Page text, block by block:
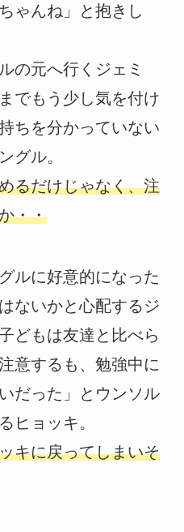
ゃんね」と抱きし
の元へ行くジェミ
でもう少し気を付け
ちを分かっていない
グル。
るだけじゃなく、注
・・
ルに好意的になった
ないかと心配するジ
どもは友達と比べら
意するも、勉強中に
だった」とウンソル
ヒョッキ。
キに戻ってしまいそ